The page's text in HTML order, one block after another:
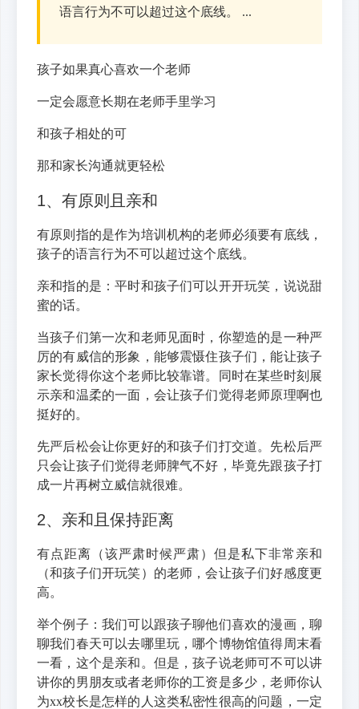
语言行为不可以超过这个底线。 ...
孩子如果真心喜欢一个老师
一定会愿意长期在老师手里学习
和孩子相处的可
那和家长沟通就更轻松
1、有原则且亲和
有原则指的是作为培训机构的老师必须要有底线，
孩子的语言行为不可以超过这个底线。
亲和指的是：平时和孩子们可以开开玩笑，说说甜
蜜的话。
当孩子们第一次和老师见面时，你塑造的是一种严
厉的有威信的形象，能够震慑住孩子们，能让孩子
家长觉得你这个老师比较靠谱。同时在某些时刻展
示亲和温柔的一面，会让孩子们觉得老师原理啊也
挺好的。
先严后松会让你更好的和孩子们打交道。先松后严
只会让孩子们觉得老师脾气不好，毕竟先跟孩子打
成一片再树立威信就很难。
2、亲和且保持距离
有点距离（该严肃时候严肃）但是私下非常亲和
（和孩子们开玩笑）的老师，会让孩子们好感度更
高。
举个例子：我们可以跟孩子聊他们喜欢的漫画，聊
聊我们春天可以去哪里玩，哪个博物馆值得周末看
一看，这个是亲和。但是，孩子说老师可不可以讲
讲你的男朋友或者老师你的工资是多少，老师你认
为xx校长是怎样的人这类私密性很高的问题，一定